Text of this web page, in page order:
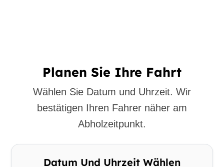
Planen Sie Ihre Fahrt
Wählen Sie Datum und Uhrzeit. Wir
bestätigen Ihren Fahrer näher am
Abholzeitpunkt.
Datum Und Uhrzeit Wählen